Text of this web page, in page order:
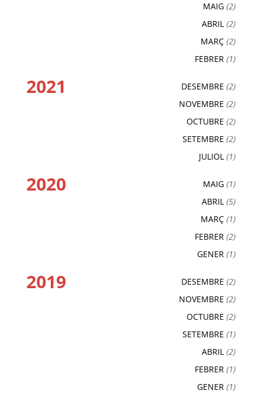
MAIG (2)
ABRIL (2)
MARÇ (2)
FEBRER (1)
2021 DESEMBRE (2)
NOVEMBRE (2)
OCTUBRE (2)
SETEMBRE (2)
JULIOL (1)
2020 MAIG (1)
ABRIL (5)
MARÇ (1)
FEBRER (2)
GENER (1)
2019 DESEMBRE (2)
NOVEMBRE (2)
OCTUBRE (2)
SETEMBRE (1)
ABRIL (2)
FEBRER (1)
GENER (1)